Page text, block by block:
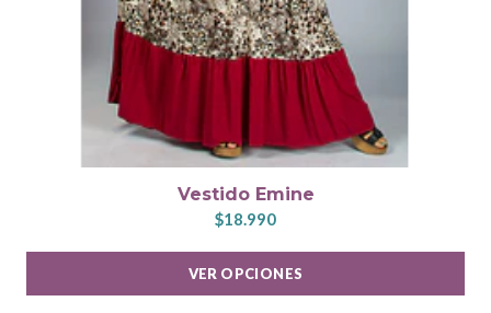
Vestido Emine
$18.990
VER OPCIONES